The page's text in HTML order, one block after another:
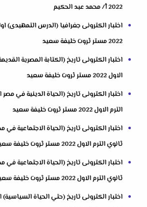
2022 أ/ محمد عبد الحكيم
اختبار الكترونى جغرافيا (الدرس التمهيدى)
2022 مستر ثروت خليفة سعيد
اختبار الكترونى تاريخ (الكتابة المصرية
الاول 2022 مستر ثروت خليفة سعيد
اختبار الكترونى تاريخ (الحياة الدينية في
الترم الاول 2022 مستر ثروت خليفة سعيد
ثانوي الترم الاول 2022 مستر ثروت خليفة سعيد
ثانوي الترم الاول 2022 مستر ثروت خليفة سعيد
اختبار الكترونى تاريخ (حتي الحياة السياسية)